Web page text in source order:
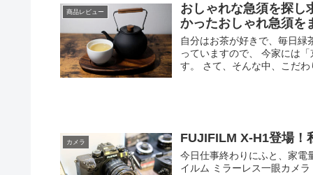
商品レビュー
おしゃれな急須を探し
かったおしゃれ急須を
自分はお茶が好きで、毎日緑
っていますので、 今家には
す。 さて、そんな中、こだわ
カメラ FUJIFILM X-H1登場！
今日仕事終わりにふと、家電
イルム ミラーレス一眼カメ